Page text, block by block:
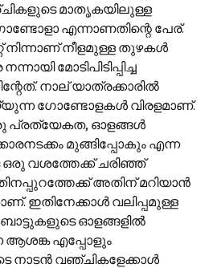
മാതൃകയിലുള്ള
എന്നാണതിന്റെ പേര്.
നിന്നാണ് നീളമുള്ള തുഴകൾ
മോടിപിടിപ്പിച്ച
നാല് യാത്രക്കാരിൽ
ഗോണ്ടോളകൾ വിരളമാണ്.
പ്രത്യേകത, ഓളങ്ങൾ
മുങ്ങിപ്പോകും എന്ന
വശത്തേക്ക് ചരിഞ്ഞ്
അതിന് മറിയാൻ
ഇതിനേക്കാൾ വലിപ്പമുള്ള
ഓളങ്ങളിൽ
ആശങ്ക എപ്പോളും
നാടൻ വഞ്ചികളേക്കാൾ